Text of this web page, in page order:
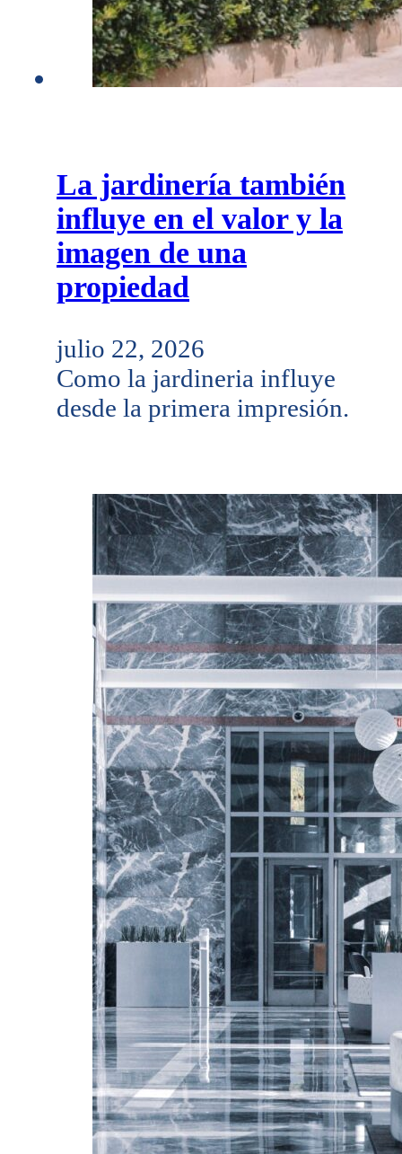
La jardinería también
influye en el valor y la
imagen de una
propiedad
julio 22, 2026
Como la jardineria influye
desde la primera impresión.